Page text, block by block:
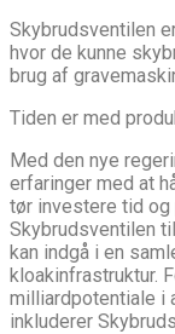
Skybrudsventilen
hvor de kunne
brug af
Tiden er med
Med den nye
erfaringer med at
tør investere tid
Skybrudsventilen
kan indgå i en
kloakinfrastruktur.
milliardpotentiale i
inkluderer